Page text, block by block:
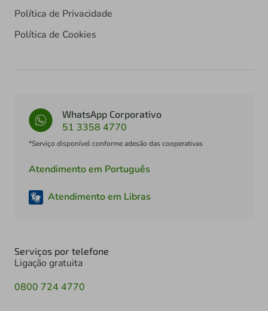
Política de Privacidade
Política de Cookies
WhatsApp Corporativo
51 3358 4770
*Serviço disponível conforme adesão das cooperativas
Atendimento em Português
Atendimento em Libras
Serviços por telefone
Ligação gratuita
0800 724 4770